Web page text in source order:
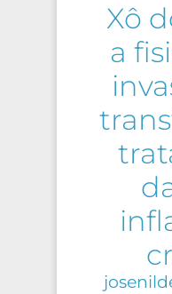
Xô
a